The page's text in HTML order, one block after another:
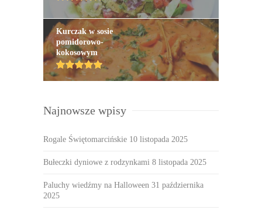
Kurczak w sosie
pomidorowo-
kokosowym
Najnowsze wpisy
Rogale Świętomarcińskie 10 listopada 2025
Bułeczki dyniowe z rodzynkami 8 listopada 2025
Paluchy wiedźmy na Halloween 31 października
2025